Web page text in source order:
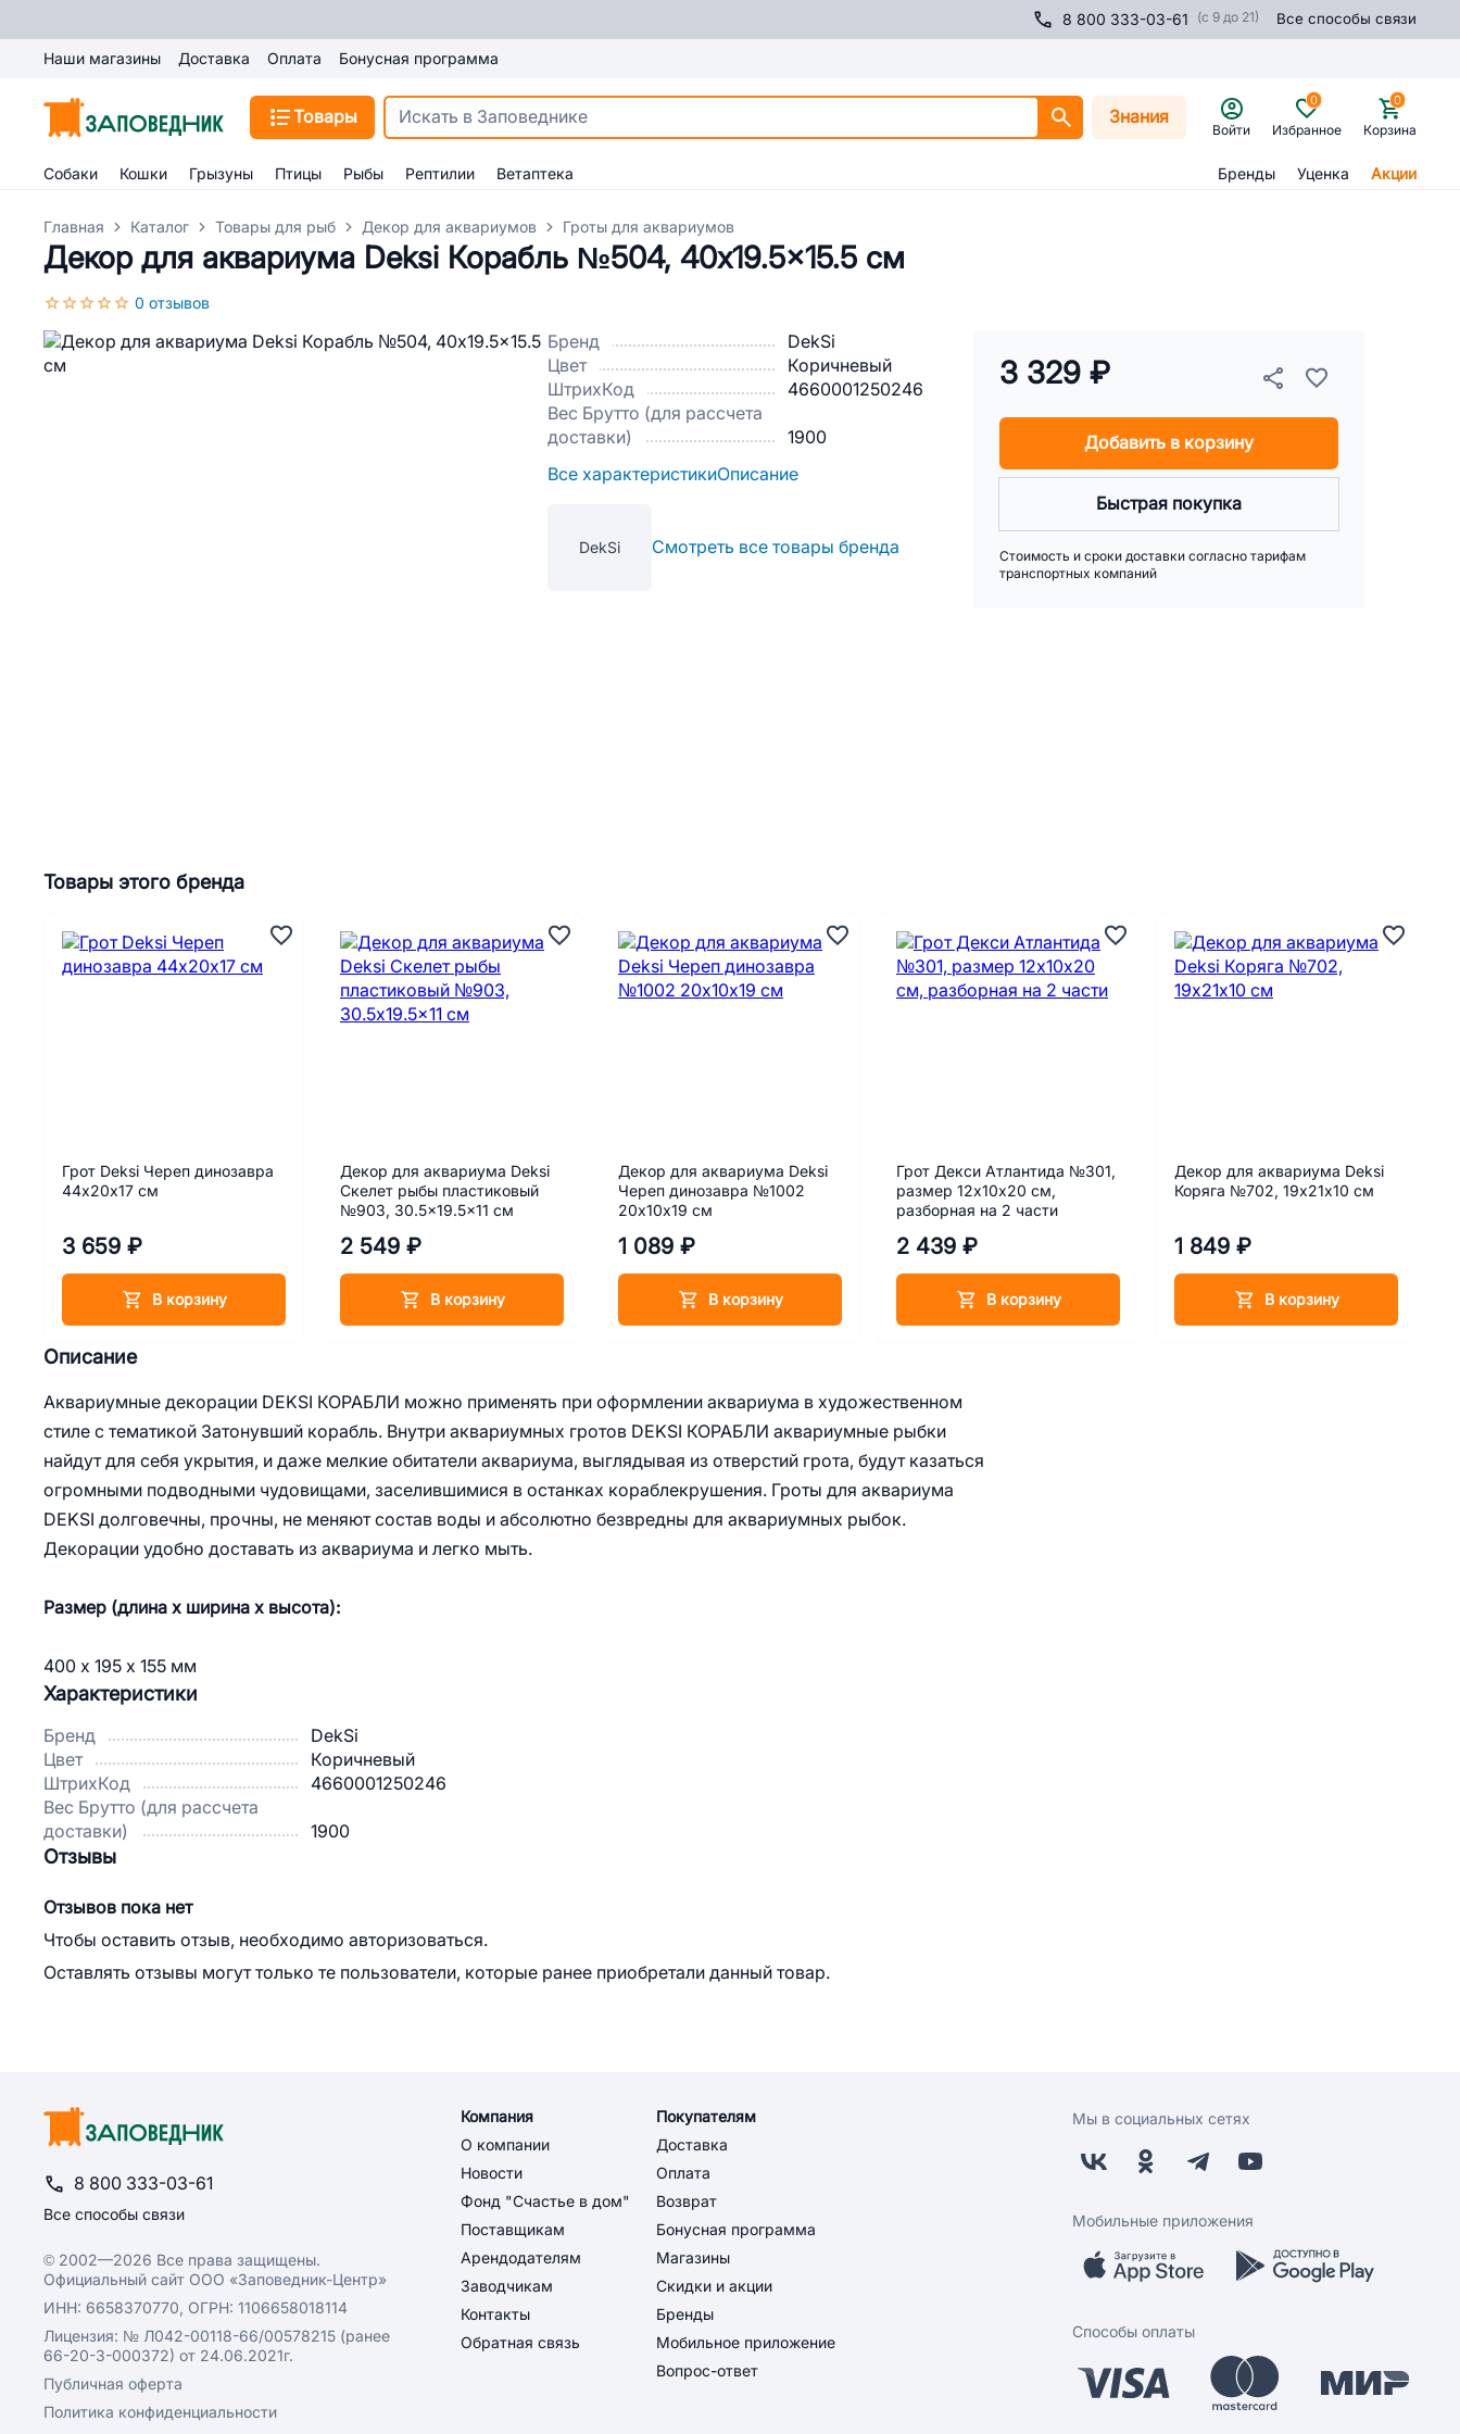
8 800 333-03-61 (с 9 до 21) Все способы связи
Наши магазины Доставка Оплата Бонусная программа
Товары Знания
Войти Избранное
0
Корзина
0
Собаки Кошки Грызуны Птицы Рыбы Рептилии Ветаптека Бренды Уценка Акции
Главная Каталог Товары для рыб Декор для аквариумов Гроты для аквариумов
Декор для аквариума Deksi Корабль №504, 40x19.5x15.5 см
0 отзывов
Бренд
DekSi
Цвет
Коричневый
ШтрихКод
4660001250246
Вес Брутто (для рассчета
доставки)
1900
Все характеристикиОписание
DekSi Смотреть все товары бренда
3 329 ₽
Добавить в корзину
Быстрая покупка
Стоимость и сроки доставки согласно тарифам
транспортных компаний
Описание
Аквариумные декорации DEKSI КОРАБЛИ можно применять при оформлении аквариума в художественном
стиле с тематикой Затонувший корабль. Внутри аквариумных гротов DEKSI КОРАБЛИ аквариумные рыбки
найдут для себя укрытия, и даже мелкие обитатели аквариума, выглядывая из отверстий грота, будут казаться
огромными подводными чудовищами, заселившимися в останках кораблекрушения. Гроты для аквариума
DEKSI долговечны, прочны, не меняют состав воды и абсолютно безвредны для аквариумных рыбок.
Декорации удобно доставать из аквариума и легко мыть.
Размер (длина x ширина x высота):
400 x 195 x 155 мм
Товары этого бренда
Грот Deksi Череп динозавра
44х20х17 см
3 659 ₽
В корзину
Декор для аквариума Deksi
Скелет рыбы пластиковый
№903, 30.5x19.5x11 см
2 549 ₽
В корзину
Декор для аквариума Deksi
Череп динозавра №1002
20х10х19 см
1 089 ₽
В корзину
Грот Декси Атлантида №301,
размер 12х10х20 см,
разборная на 2 части
2 439 ₽
В корзину
Декор для аквариума Deksi
Коряга №702, 19х21х10 см
1 849 ₽
В корзину
Характеристики
Бренд
DekSi
Цвет
Коричневый
ШтрихКод
4660001250246
Вес Брутто (для рассчета
доставки)
1900
Отзывы
Отзывов пока нет
Чтобы оставить отзыв, необходимо авторизоваться.
Оставлять отзывы могут только те пользователи, которые ранее приобретали данный товар.
8 800 333-03-61
Все способы связи
© 2002—2026 Все права защищены.
Официальный сайт ООО «Заповедник-Центр»
ИНН: 6658370770, ОГРН: 1106658018114
Лицензия: № Л042-00118-66/00578215 (ранее
66-20-3-000372) от 24.06.2021г.
Публичная оферта
Политика конфиденциальности
Компания
О компании
Новости
Фонд "Счастье в дом"
Поставщикам
Арендодателям
Заводчикам
Контакты
Обратная связь
Покупателям
Доставка
Оплата
Возврат
Бонусная программа
Магазины
Скидки и акции
Бренды
Мобильное приложение
Вопрос-ответ
Мы в социальных сетях
Мобильные приложения
Способы оплаты